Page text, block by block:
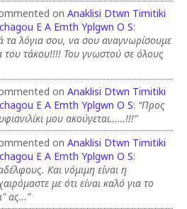
on Anaklisi Dtwn Timitiki
E A Emth Yplgwn O S:
τα λόγια σου, να σου αναγνωρίσουμε
του τάκου!!!! Του γνωστού σε όλους
on Anaklisi Dtwn Timitiki
E A Emth Yplgwn O S: “Προς
μου ακούγεται……!!!”
on Anaklisi Dtwn Timitiki
E A Emth Yplgwn O S:
Και νόμιμη είναι η
με ότι είναι καλό για το
ας…”